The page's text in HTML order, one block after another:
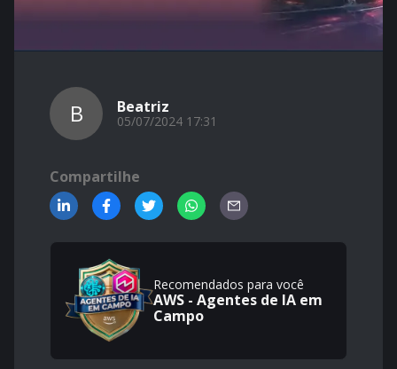
B Beatriz
05/07/2024 17:31
Compartilhe
Recomendados para você
AWS - Agentes de IA em
Campo